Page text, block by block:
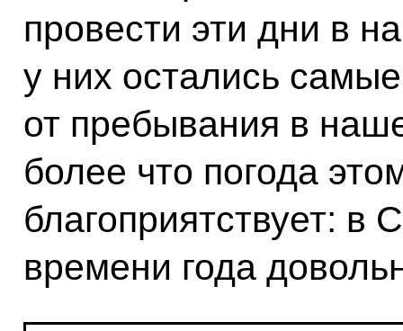
провести эти дни в
у них остались
от пребывания в
более что погода
благоприятствует: в
времени года